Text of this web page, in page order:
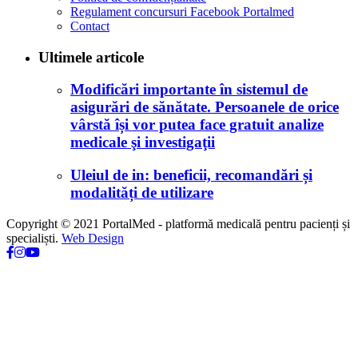
Regulament concursuri Facebook Portalmed
Contact
Ultimele articole
Modificări importante în sistemul de
asigurări de sănătate. Persoanele de orice
vârstă își vor putea face gratuit analize
medicale şi investigaţii
Uleiul de in: beneficii, recomandări și
modalități de utilizare
Copyright © 2021 PortalMed - platformă medicală pentru pacienți și
specialiști. Web Design